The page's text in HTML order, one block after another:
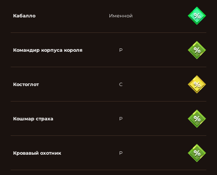
Кабалло Именной
Командир корпуса короля P
Костоглот C
Кошмар страха P
Кровавый охотник P